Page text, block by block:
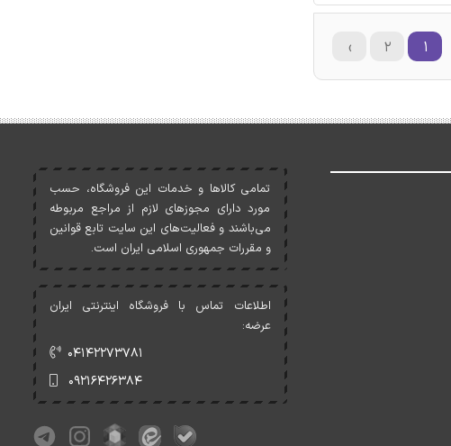
۱ ۲ ›
تمامی کالاها و خدمات اين فروشگاه، حسب
مورد دارای مجوزهای لازم از مراجع مربوطه
می‌باشند و فعاليت‌های اين سايت تابع قوانين
و مقررات جمهوری اسلامی ايران است.
اطلاعات تماس با فروشگاه اینترنتی ایران
عرضه:
۰۴۱۴۲۲۷۳۷۸۱
۰۹۲۱۶۴۲۶۳۸۴